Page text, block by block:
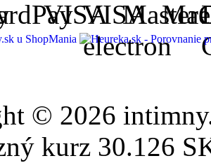
© 2026
kurz 30.126